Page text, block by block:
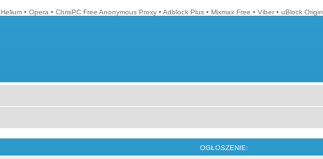
Helium • Opera • ChrisPC Free Anonymous Proxy • Adblock Plus • Mixmax Free • Viber • uBlock Origin
OGŁOSZENIE: